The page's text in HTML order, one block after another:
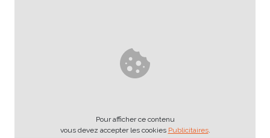
Pour afficher ce contenu
vous devez accepter les cookies Publicitaires.